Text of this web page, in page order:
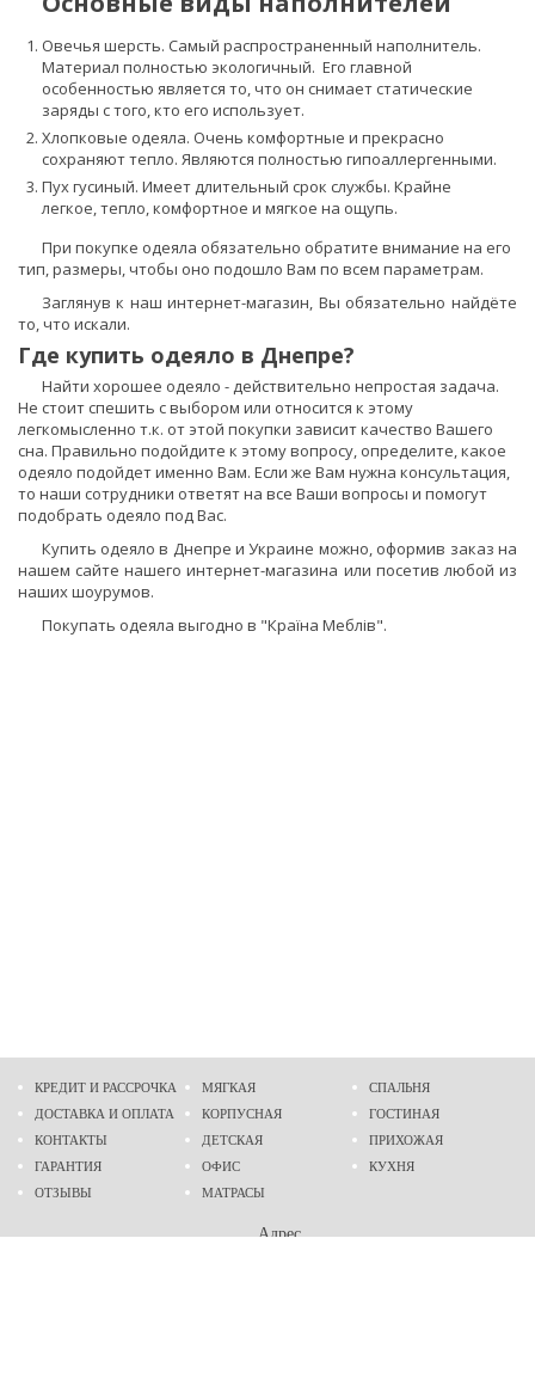
Овечья шерсть. Самый распространенный наполнитель.
Материал полностью экологичный. Его главной
особенностью является то, что он снимает статические
заряды с того, кто его использует.
Хлопковые одеяла. Очень комфортные и прекрасно
сохраняют тепло. Являются полностью гипоаллергенными.
Пух гусиный. Имеет длительный срок службы. Крайне
легкое, тепло, комфортное и мягкое на ощупь.
При покупке одеяла обязательно обратите внимание на его
тип, размеры, чтобы оно подошло Вам по всем параметрам.
Заглянув к наш интернет-магазин, Вы обязательно найдёте
то, что искали.
Где купить одеяло в Днепре?
Найти хорошее одеяло - действительно непростая задача.
Не стоит спешить с выбором или относится к этому
легкомысленно т.к. от этой покупки зависит качество Вашего
сна. Правильно подойдите к этому вопросу, определите, какое
одеяло подойдет именно Вам. Если же Вам нужна консультация,
то наши сотрудники ответят на все Ваши вопросы и помогут
подобрать одеяло под Вас.
Купить одеяло в Днепре и Украине можно, оформив заказ на
нашем сайте нашего интернет-магазина или посетив любой из
наших шоурумов.
Покупать одеяла выгодно в "Країна Меблів".
КРЕДИТ И РАССРОЧКА
ДОСТАВКА И ОПЛАТА
КОНТАКТЫ
ГАРАНТИЯ
ОТЗЫВЫ
МЯГКАЯ
КОРПУСНАЯ
ДЕТСКАЯ
ОФИС
МАТРАСЫ
СПАЛЬНЯ
ГОСТИНАЯ
ПРИХОЖАЯ
КУХНЯ
Адрес